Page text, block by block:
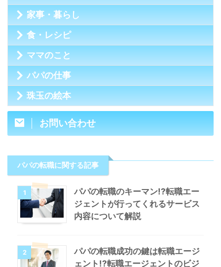
家事・暮らし
食・レシピ
ママのこと
パパの仕事
珠玉の絵本
お問い合わせ
パパの転職に関する記事
1
パパの転職のキーマン!?転職エー
ジェントが行ってくれるサービス
内容について解説
2
パパの転職成功の鍵は転職エージ
ェント!?転職エージェントのビジ